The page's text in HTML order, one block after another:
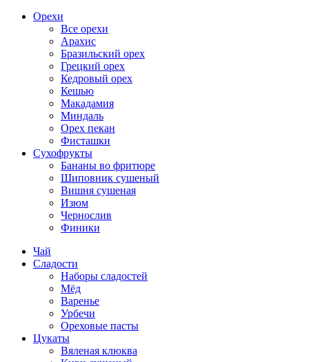
Орехи
Все орехи
Арахис
Бразильский орех
Грецкий орех
Кедровый орех
Кешью
Макадамия
Миндаль
Орех пекан
Фисташки
Сухофрукты
Бананы во фритюре
Шиповник сушеный
Вишня сушеная
Изюм
Чернослив
Финики
Чай
Сладости
Наборы сладостей
Мёд
Варенье
Урбечи
Ореховые пасты
Цукаты
Вяленая клюква